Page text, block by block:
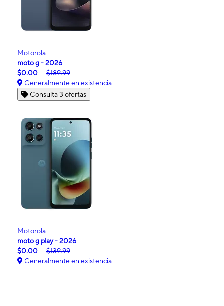
Motorola
moto g - 2026
$0.00
$189.99
Generalmente en existencia
Consulta 3 ofertas
Motorola
moto g play - 2026
$0.00
$139.99
Generalmente en existencia